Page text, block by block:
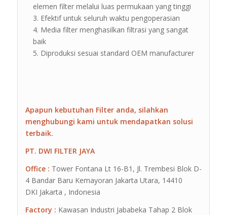
elemen filter melalui luas permukaan yang tinggi
Efektif untuk seluruh waktu pengoperasian
Media filter menghasilkan filtrasi yang sangat
baik
Diproduksi sesuai standard OEM manufacturer
Apapun kebutuhan Filter anda, silahkan
menghubungi kami untuk mendapatkan solusi
terbaik.
PT. DWI FILTER JAYA
Office : Tower Fontana Lt 16-B1, Jl. Trembesi Blok D-
4 Bandar Baru Kemayoran Jakarta Utara, 14410
DKI Jakarta , Indonesia
Factory : Kawasan Industri Jababeka Tahap 2 Blok